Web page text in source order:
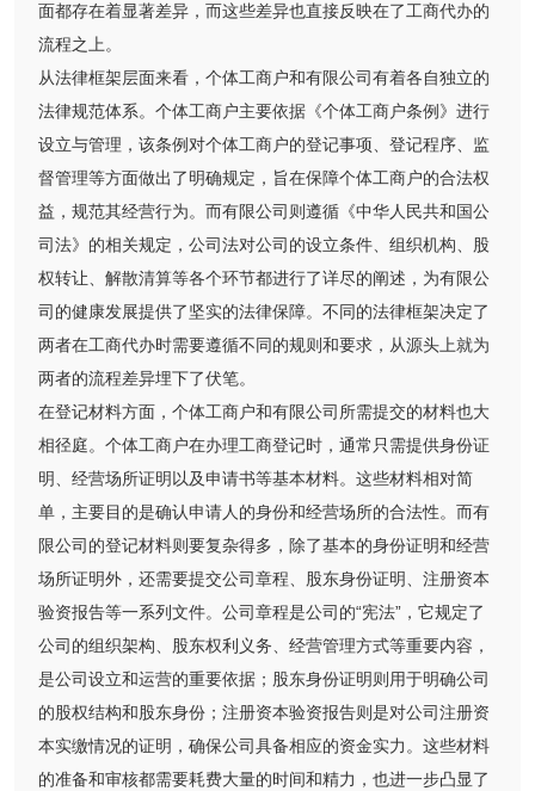
面都存在着显著差异，而这些差异也直接反映在了工商代办的
流程之上。
从法律框架层面来看，个体工商户和有限公司有着各自独立的
法律规范体系。个体工商户主要依据《个体工商户条例》进行
设立与管理，该条例对个体工商户的登记事项、登记程序、监
督管理等方面做出了明确规定，旨在保障个体工商户的合法权
益，规范其经营行为。而有限公司则遵循《中华人民共和国公
司法》的相关规定，公司法对公司的设立条件、组织机构、股
权转让、解散清算等各个环节都进行了详尽的阐述，为有限公
司的健康发展提供了坚实的法律保障。不同的法律框架决定了
两者在工商代办时需要遵循不同的规则和要求，从源头上就为
两者的流程差异埋下了伏笔。
在登记材料方面，个体工商户和有限公司所需提交的材料也大
相径庭。个体工商户在办理工商登记时，通常只需提供身份证
明、经营场所证明以及申请书等基本材料。这些材料相对简
单，主要目的是确认申请人的身份和经营场所的合法性。而有
限公司的登记材料则要复杂得多，除了基本的身份证明和经营
场所证明外，还需要提交公司章程、股东身份证明、注册资本
验资报告等一系列文件。公司章程是公司的“宪法”，它规定了
公司的组织架构、股东权利义务、经营管理方式等重要内容，
是公司设立和运营的重要依据；股东身份证明则用于明确公司
的股权结构和股东身份；注册资本验资报告则是对公司注册资
本实缴情况的证明，确保公司具备相应的资金实力。这些材料
的准备和审核都需要耗费大量的时间和精力，也进一步凸显了